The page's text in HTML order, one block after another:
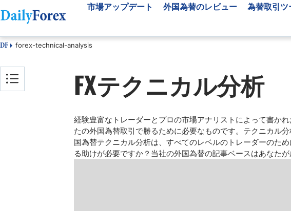
市場アップデート
為替ニュース
FXテクニカル分析
外国為替ニュースレタ
外国為替のレビュー
FX業者比較
海外のFX業者
為替取引ツ
ブローカー選択支援
DF forex-technical-analysis
FXテクニカル分析
経験豊富なトレーダーとプロの市場アナリストによって書か
たの外国為替取引で勝るために必要なものです。テクニカル
国為替テクニカル分析は、すべてのレベルのトレーダーのた
る助けが必要ですか？当社の外国為替の記事ベースはあなた